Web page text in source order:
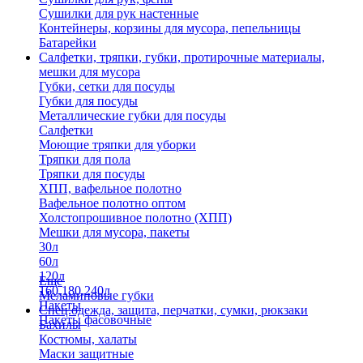
Сушилки для рук настенные
Контейнеры, корзины для мусора, пепельницы
Батарейки
Салфетки, тряпки, губки, протирочные материалы,
мешки для мусора
Губки, сетки для посуды
Губки для посуды
Металлические губки для посуды
Салфетки
Моющие тряпки для уборки
Тряпки для пола
Тряпки для посуды
ХПП, вафельное полотно
Вафельное полотно оптом
Холстопрошивное полотно (ХПП)
Мешки для мусора, пакеты
30л
60л
120л
160,180,240л
Пакеты
Пакеты фасовочные
Еще
Меламиновые губки
Спец.одежда, защита, перчатки, сумки, рюкзаки
Бахилы
Костюмы, халаты
Маски защитные